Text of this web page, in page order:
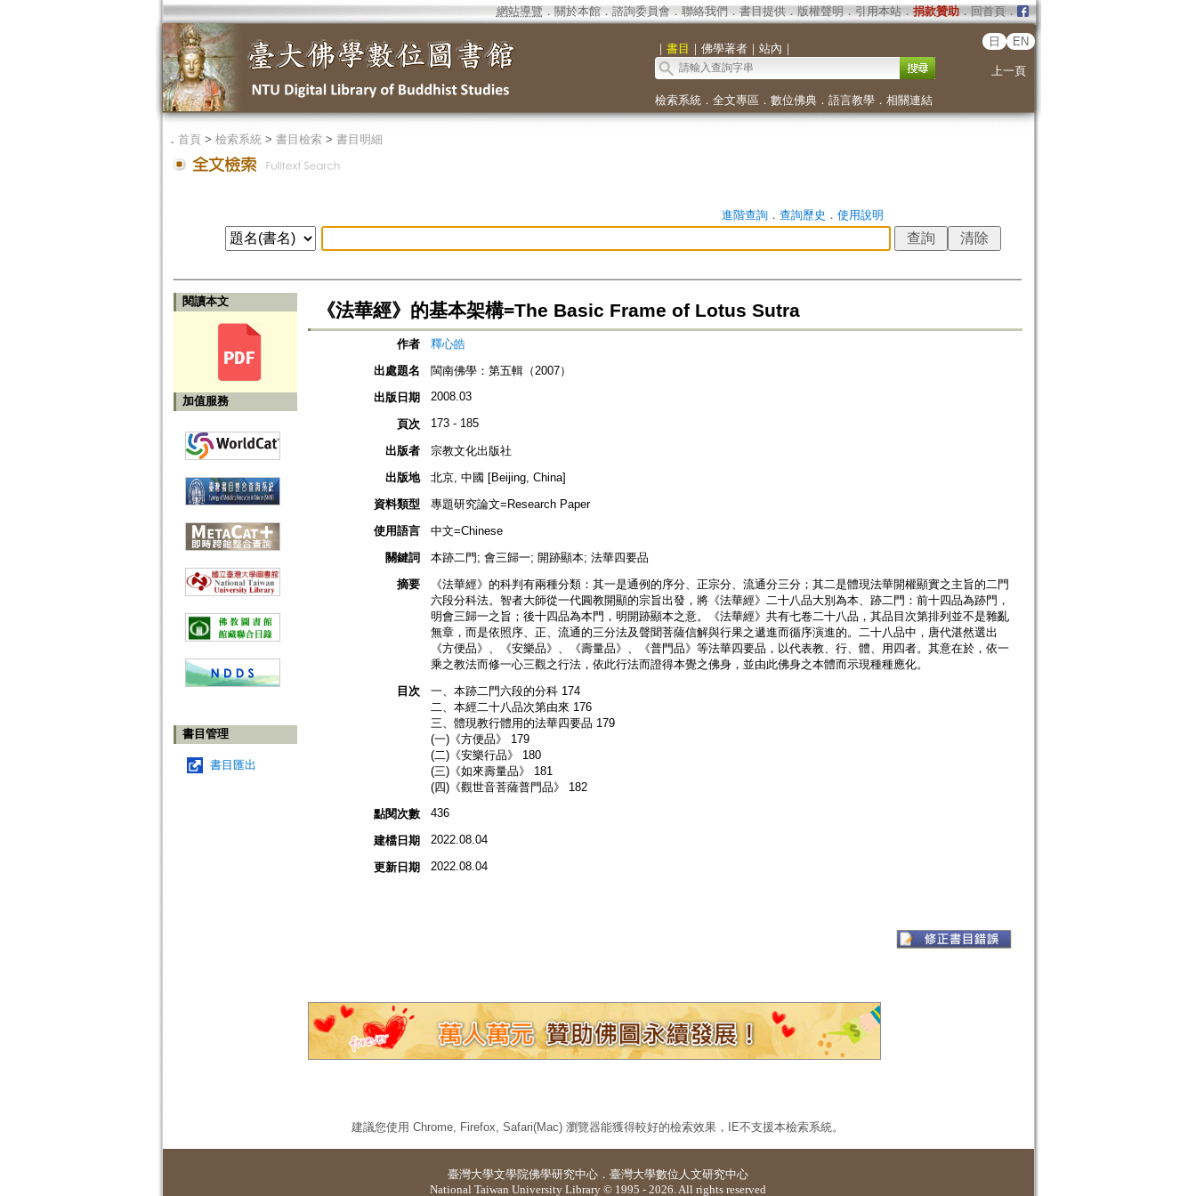
網站導覽 ． 關於本館． 諮詢委員會． 聯絡我們 ． 書目提供． 版權聲明 ． 引用本站． 捐款贊助．回首頁．
｜ 書目 ｜ 佛學著者｜ 站內 ｜
日 EN
上一頁
檢索系統． 全文專區 ． 數位佛典． 語言教學． 相關連結
． 首頁> 檢索系統> 書目檢索> 書目明細
進階查詢． 查詢歷史 ． 使用說明
閱讀本文
加值服務
書目管理
書目匯出
《法華經》的基本架構=The Basic Frame of Lotus Sutra
作者
釋心皓
出處題名
閩南佛學：第五輯（2007）
出版日期
2008.03
頁次 173 - 185
出版者
宗教文化出版社
出版地
北京, 中國 [Beijing, China]
資料類型
專題研究論文=Research Paper
使用語言
中文=Chinese
關鍵詞
本跡二門; 會三歸一; 開跡顯本; 法華四要品
摘要
《法華經》的科判有兩種分類：其一是通例的序分、正宗分、流通分三分；其二是體現法華開權顯實之主旨的二門
六段分科法。智者大師從一代圓教開顯的宗旨出發，將《法華經》二十八品大別為本、跡二門：前十四品為跡門，
明會三歸一之旨；後十四品為本門，明開跡顯本之意。《法華經》共有七卷二十八品，其品目次第排列並不是雜亂
無章，而是依照序、正、流通的三分法及聲聞菩薩信解與行果之遞進而循序演進的。二十八品中，唐代湛然選出
《方便品》、《安樂品》、《壽量品》、《普門品》等法華四要品，以代表教、行、體、用四者。其意在於，依一
乘之教法而修一心三觀之行法，依此行法而證得本覺之佛身，並由此佛身之本體而示現種種應化。
目次
一、本跡二門六段的分科 174
二、本經二十八品次第由來 176
三、體現教行體用的法華四要品 179
(一)《方便品》 179
(二)《安樂行品》 180
(三)《如來壽量品》 181
(四)《觀世音菩薩普門品》 182
點閱次數
436
建檔日期 2022.08.04
更新日期 2022.08.04
建議您使用 Chrome, Firefox, Safari(Mac) 瀏覽器能獲得較好的檢索效果，IE不支援本檢索系統。
臺灣大學文學院佛學研究中心 ． 臺灣大學數位人文研究中心
National Taiwan University Library © 1995 - 2026. All rights reserved